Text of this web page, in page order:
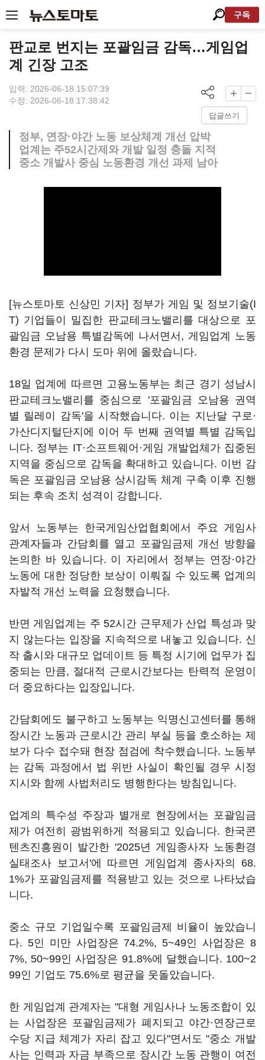
구독
판교로 번지는 포괄임금 감독…게임업
계 긴장 고조
입력: 2026-06-18 15:07:39
수정: 2026-06-18 17:38:42
답글쓰기
정부, 연장·야간 노동 보상체계 개선 압박
업계는 주52시간제와 개발 일정 충돌 지적
중소 개발사 중심 노동환경 개선 과제 남아
[뉴스토마토 신상민 기자] 정부가 게임 및 정보기술(I
T) 기업들이 밀집한 판교테크노밸리를 대상으로 포
괄임금 오남용 특별감독에 나서면서, 게임업계 노동
환경 문제가 다시 도마 위에 올랐습니다.
18일 업계에 따르면 고용노동부는 최근 경기 성남시
판교테크노밸리를 중심으로 '포괄임금 오남용 권역
별 릴레이 감독'을 시작했습니다. 이는 지난달 구로·
가산디지털단지에 이어 두 번째 권역별 특별 감독입
니다. 정부는 IT·소프트웨어·게임 개발업체가 집중된
지역을 중심으로 감독을 확대하고 있습니다. 이번 감
독은 포괄임금 오남용 상시감독 체계 구축 이후 진행
되는 후속 조치 성격이 강합니다.
앞서 노동부는 한국게임산업협회에서 주요 게임사
관계자들과 간담회를 열고 포괄임금제 개선 방향을
논의한 바 있습니다. 이 자리에서 정부는 연장·야간
노동에 대한 정당한 보상이 이뤄질 수 있도록 업계의
자발적 개선 노력을 요청했습니다.
반면 게임업계는 주 52시간 근무제가 산업 특성과 맞
지 않는다는 입장을 지속적으로 내놓고 있습니다. 신
작 출시와 대규모 업데이트 등 특정 시기에 업무가 집
중되는 만큼, 절대적 근로시간보다는 탄력적 운영이
더 중요하다는 입장입니다.
간담회에도 불구하고 노동부는 익명신고센터를 통해
장시간 노동과 근로시간 관리 부실 등을 호소하는 제
보가 다수 접수돼 현장 점검에 착수했습니다. 노동부
는 감독 과정에서 법 위반 사실이 확인될 경우 시정
지시와 함께 사법처리도 병행한다는 방침입니다.
업계의 특수성 주장과 별개로 현장에서는 포괄임금
제가 여전히 광범위하게 적용되고 있습니다. 한국콘
텐츠진흥원이 발간한 '2025년 게임종사자 노동환경
실태조사 보고서'에 따르면 게임업계 종사자의 68.
1%가 포괄임금제를 적용받고 있는 것으로 나타났습
니다.
중소 규모 기업일수록 포괄임금제 비율이 높았습니
다. 5인 미만 사업장은 74.2%, 5~49인 사업장은 8
7%, 50~99인 사업장은 91.8%에 달했습니다. 100~2
99인 기업도 75.6%로 평균을 웃돌았습니다.
한 게임업계 관계자는 "대형 게임사나 노동조합이 있
는 사업장은 포괄임금제가 폐지되고 야간·연장근로
수당 지급 체계가 자리 잡고 있다"면서도 "중소 개발
사는 인력과 자금 부족으로 장시간 노동 관행이 여전